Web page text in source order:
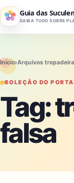
Pular para o
Guia das
Início›Arquivos
COLEÇÃO DO
Tag:
falsa